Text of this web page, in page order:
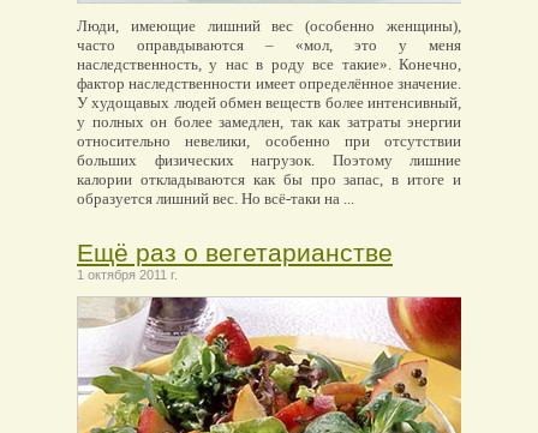
Люди, имеющие лишний вес (особенно женщины),
часто оправдываются – «мол, это у меня
наследственность, у нас в роду все такие». Конечно,
фактор наследственности имеет определённое значение.
У худощавых людей обмен веществ более интенсивный,
у полных он более замедлен, так как затраты энергии
относительно невелики, особенно при отсутствии
больших физических нагрузок. Поэтому лишние
калории откладываются как бы про запас, в итоге и
образуется лишний вес. Но всё-таки на ...
Ещё раз о вегетарианстве
1 октября 2011 г.